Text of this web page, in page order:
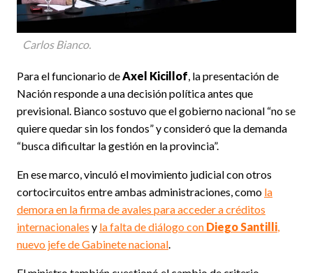
Carlos Bianco.
Para el funcionario deAxel Kicillof, la presentación de
Nación responde a una decisión política antes que
previsional. Bianco sostuvo que el gobierno nacional “no se
quiere quedar sin los fondos” y consideró que la demanda
“busca dificultar la gestión en la provincia”.
En ese marco, vinculó el movimiento judicial con otros
cortocircuitos entre ambas administraciones, como la
demora en la firma de avales para acceder a créditos
internacionales y la falta de diálogo con Diego Santilli,
nuevo jefe de Gabinete nacional.